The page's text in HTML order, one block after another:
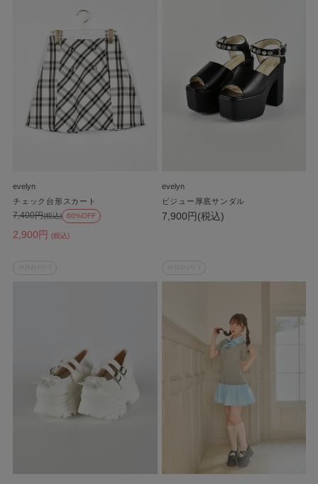
evelyn
チェック台形スカート
2,900円 (税込)
7,400円(税込) 60%OFF
evelyn
ビジュー厚底サンダル
7,900円(税込)